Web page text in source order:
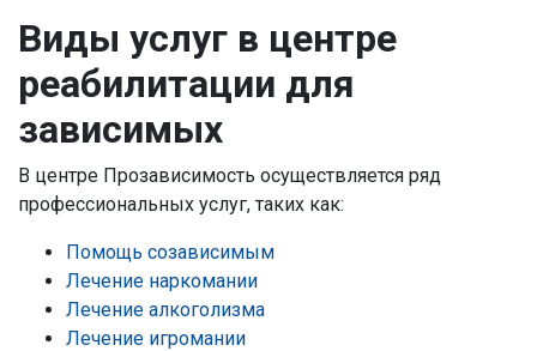
Виды услуг в центре
реабилитации для
зависимых
В центре Прозависимость осуществляется ряд
профессиональных услуг, таких как:
Помощь созависимым
Лечение наркомании
Лечение алкоголизма
Лечение игромании